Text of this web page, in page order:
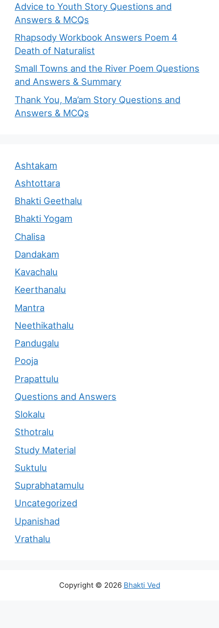
Advice to Youth Story Questions and
Answers & MCQs
Rhapsody Workbook Answers Poem 4
Death of Naturalist
Small Towns and the River Poem Questions
and Answers & Summary
Thank You, Ma’am Story Questions and
Answers & MCQs
Ashtakam
Ashtottara
Bhakti Geethalu
Bhakti Yogam
Chalisa
Dandakam
Kavachalu
Keerthanalu
Mantra
Neethikathalu
Pandugalu
Pooja
Prapattulu
Questions and Answers
Slokalu
Sthotralu
Study Material
Suktulu
Suprabhatamulu
Uncategorized
Upanishad
Vrathalu
Copyright © 2026 Bhakti Ved